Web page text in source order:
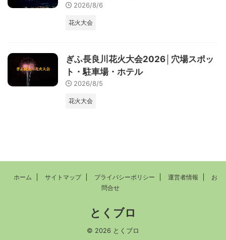
2026/8/6
花火大会
ぎふ長良川花火大会2026│穴場スポッ
ト・駐車場・ホテル
2026/8/5
花火大会
ホーム サイトマップ プライバシーポリシー 運営者情報
お
問合せ
とくブロ
© 2026 とくブロ